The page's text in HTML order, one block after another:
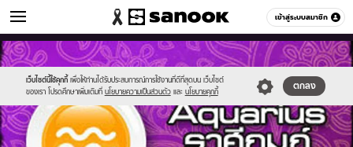
เข้าสู่ระบบสมาชิก
ดูดวง หมวดอื่นๆ
เว็บไซต์นี้ใช้คุกกี้ เพื่อให้ท่านได้รับประสบการณ์การใช้งานที่ดีที่สุดบน เว็บไซต์
ของเรา โปรดศึกษาเพิ่มเติมที่ นโยบายความเป็นส่วนตัว และ นโยบายคุกกี้
ตกลง
Sanook
//s.isanook.com/sr/0/images/logo-
new-
sanook.png
600
60
//s.isanook.com/ho/0/ud/5/25401/2aquarius.jpg